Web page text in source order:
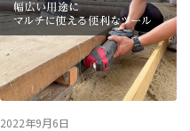
2022年9月6日